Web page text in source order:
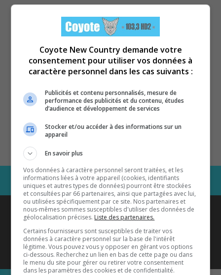
Coyote New Countryest diffusé
également sur1033 HD2
Écoutez-nous aussi sur…
Coyote New Country demande votre
consentement pour utiliser vos données à
caractère personnel dans les cas suivants :
Publicités et contenu personnalisés, mesure de
performance des publicités et du contenu, études
d’audience et développement de services
Stocker et/ou accéder à des informations sur un
appareil
En savoir plus
Vos données à caractère personnel seront traitées, et les
informations liées à votre appareil (cookies, identifiants
uniques et autres types de données) pourront être stockées
et consultées par 66 partenaires, ainsi que partagées avec lui,
ou utilisées spécifiquement par ce site. Nos partenaires et
nous-mêmes sommes susceptibles d'utiliser des données de
géolocalisation précises. Liste des partenaires.
Certains fournisseurs sont susceptibles de traiter vos
données à caractère personnel sur la base de l'intérêt
légitime. Vous pouvez vous y opposer en gérant vos options
ci-dessous. Recherchez un lien en bas de cette page ou dans
le menu du site pour gérer ou retirer votre consentement
dans les paramètres des cookies et de confidentialité.